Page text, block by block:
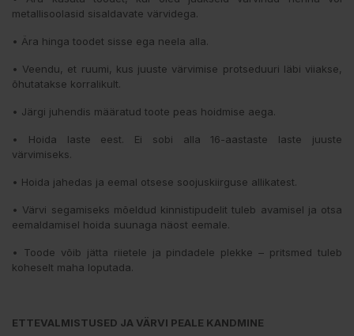
metallisoolasid sisaldavate värvidega.
• Ära hinga toodet sisse ega neela alla.
• Veendu, et ruumi, kus juuste värvimise protseduuri läbi viiakse,
õhutatakse korralikult.
• Järgi juhendis määratud toote peas hoidmise aega.
• Hoida laste eest. Ei sobi alla 16-aastaste laste juuste
värvimiseks.
• Hoida jahedas ja eemal otsese soojuskiirguse allikatest.
• Värvi segamiseks mõeldud kinnistipudelit tuleb avamisel ja otsa
eemaldamisel hoida suunaga näost eemale.
• Toode võib jätta riietele ja pindadele plekke – pritsmed tuleb
koheselt maha loputada.
ETTEVALMISTUSED JA VÄRVI PEALE KANDMINE